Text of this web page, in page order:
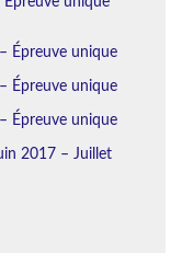
Épreuve unique
Épreuve unique
Épreuve unique
2017 – Juillet